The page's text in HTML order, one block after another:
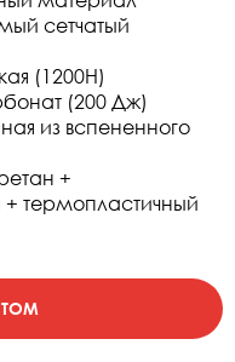
сетчатый
(1200Н)
(200 Дж)
из вспененного
+
термопластичный